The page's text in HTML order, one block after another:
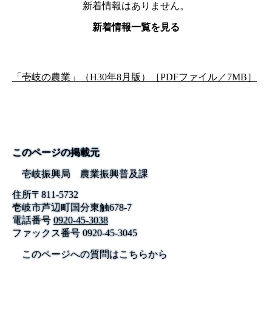
新着情報はありません。
新着情報一覧を見る
「壱岐の農業」（H30年8月版）［PDFファイル／7MB］
このページの掲載元
壱岐振興局 農業振興普及課
住所〒811-5732
壱岐市芦辺町国分東触678-7
電話番号 0920-45-3038
ファックス番号0920-45-3045
このページへの質問はこちらから